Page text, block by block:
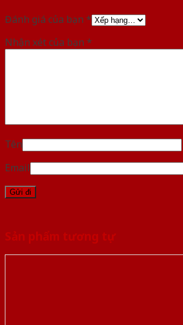
Đánh giá của bạn *
Nhận xét của bạn *
Tên
Email
Sản phẩm tương tự